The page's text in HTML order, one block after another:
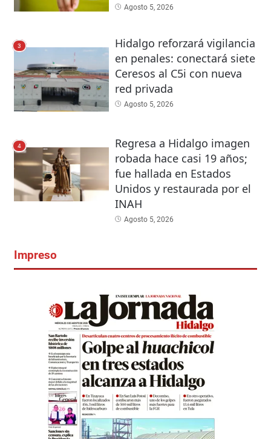
Agosto 5, 2026
3
Hidalgo reforzará vigilancia
en penales: conectará siete
Ceresos al C5i con nueva
red privada
Agosto 5, 2026
4
Regresa a Hidalgo imagen
robada hace casi 19 años;
fue hallada en Estados
Unidos y restaurada por el
INAH
Agosto 5, 2026
Impreso